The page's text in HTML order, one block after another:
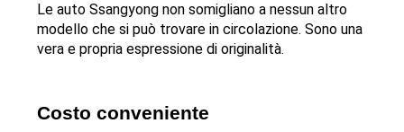
Le auto Ssangyong non somigliano a nessun altro
modello che si può trovare in circolazione. Sono una
vera e propria espressione di originalità.
Costo conveniente